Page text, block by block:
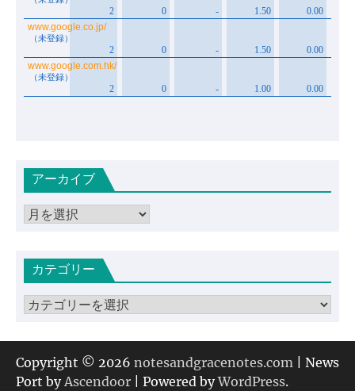
アーカイブ
ア
イカテゴリー
カ
ゴ
リ
ー
Copyright © 2026 notesandgracenotes.com | News
Port byAscendoor | Powered byWordPress.